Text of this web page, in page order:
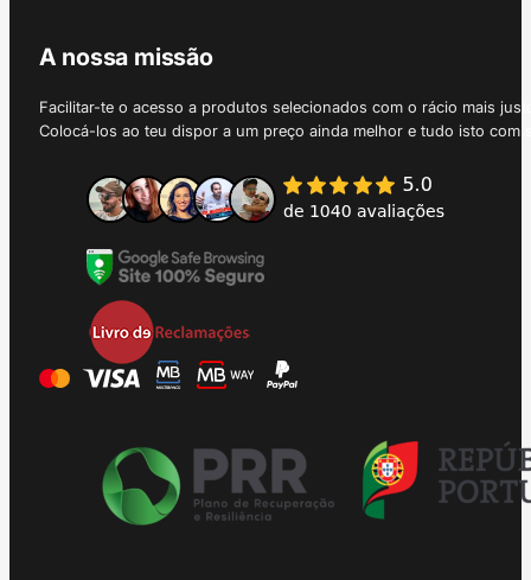
A nossa missão
Facilitar-te o acesso a produtos selecionados com o rácio mais
Colocá-los ao teu dispor a um preço ainda melhor e tudo isto